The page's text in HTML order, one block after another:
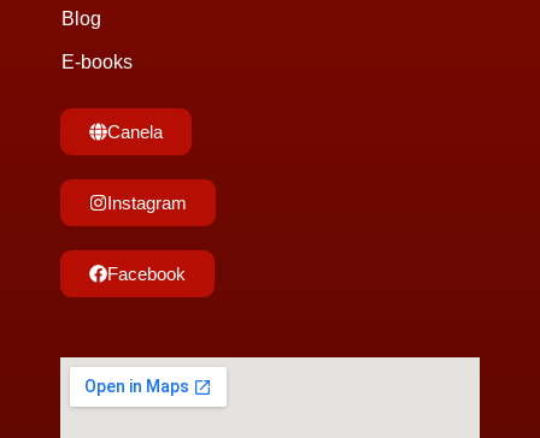
Blog
E-books
Canela
Instagram
Facebook